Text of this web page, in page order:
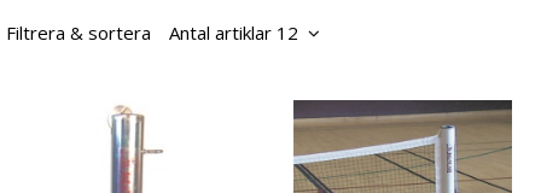
Filtrera & sortera Antal artiklar 12